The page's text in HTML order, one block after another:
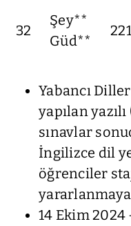
32
Şey**
Güd**
Yabancı
yapılan
sınavlar
İngilizce dil
öğrenciler
yararlanmaya
14 Ekim